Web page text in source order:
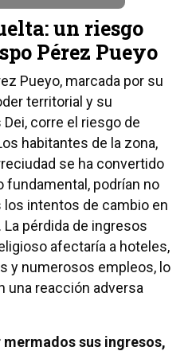
un riesgo
Pérez Pueyo
Pueyo, marcada por su
territorial y su
corre el riesgo de
habitantes de la zona,
se ha convertido
podrían no
intentos de cambio en
La pérdida de ingresos
afectaría a hoteles,
y numerosos empleos, lo
una reacción adversa
mermados sus ingresos,